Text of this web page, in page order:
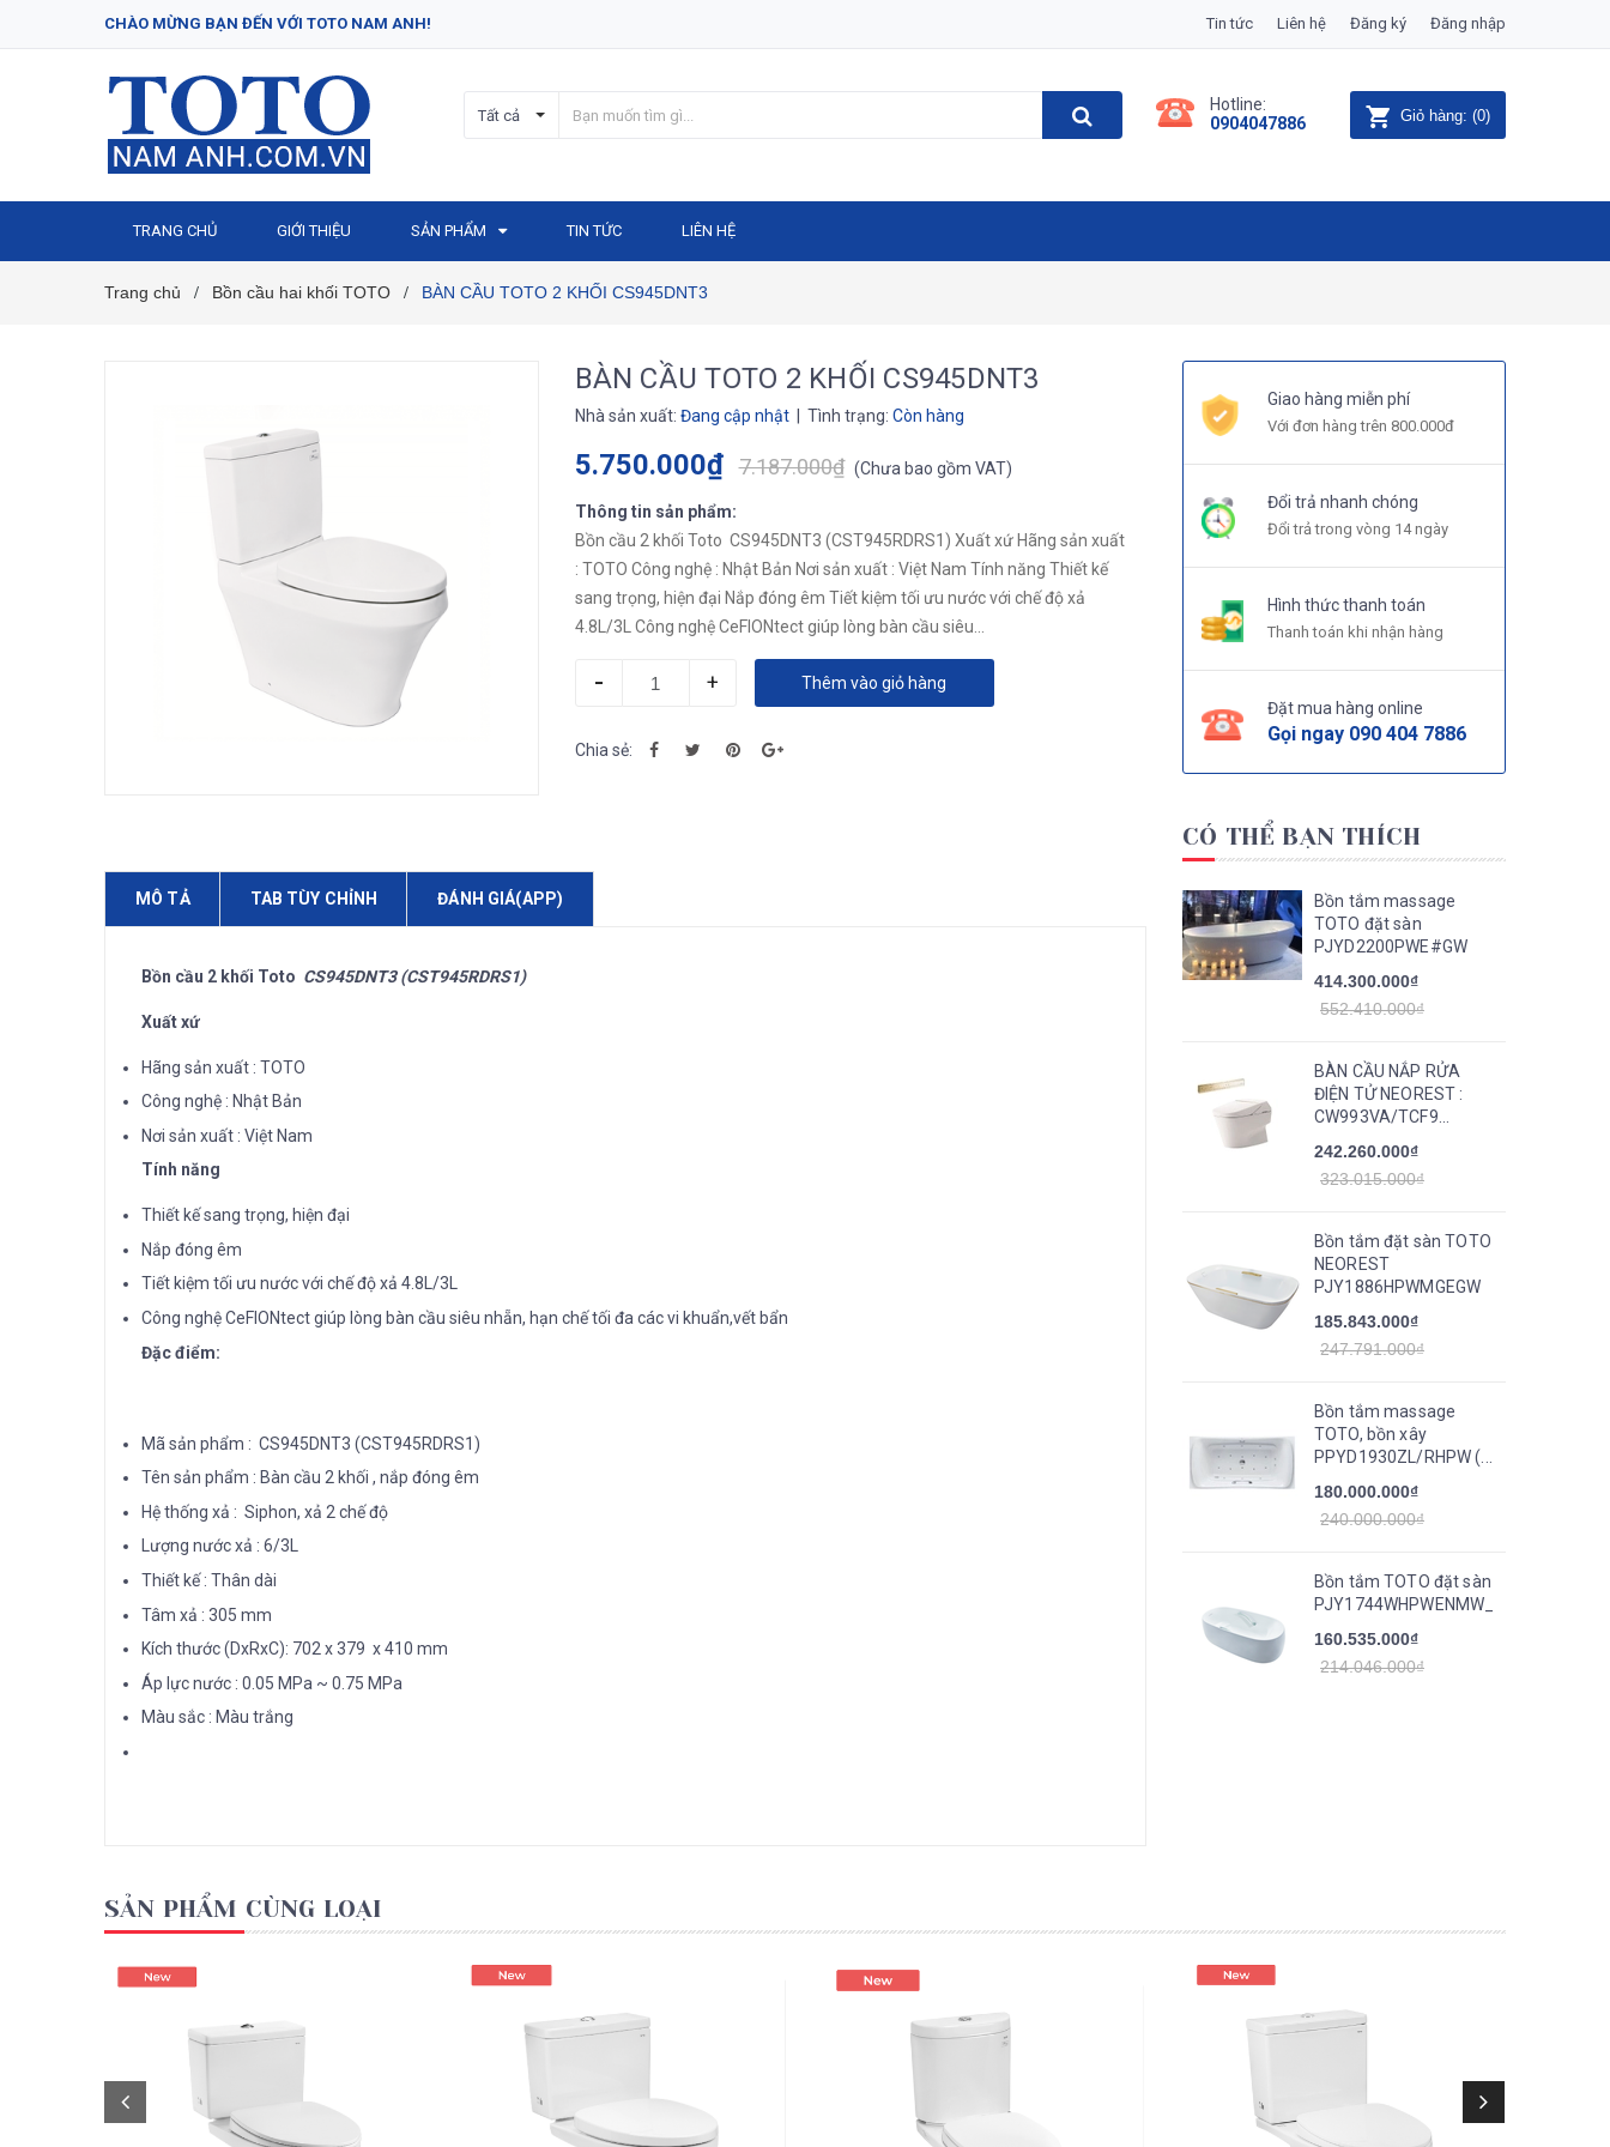
CHÀO MỪNG BẠN ĐẾN VỚI TOTO NAM ANH! Tin tức Liên hệ Đăng ký Đăng nhập
Tất cả
Hotline:
0904047886
Giỏ hàng: (0)
TRANG CHỦ GIỚI THIỆU SẢN PHẨM TIN TỨC LIÊN HỆ
Trang chủ / Bồn cầu hai khối TOTO / BÀN CẦU TOTO 2 KHỐI CS945DNT3
BÀN CẦU TOTO 2 KHỐI CS945DNT3
Nhà sản xuất: Đang cập nhật | Tình trạng: Còn hàng
5.750.000₫ 7.187.000₫ (Chưa bao gồm VAT)
Thông tin sản phẩm:
Bồn cầu 2 khối Toto CS945DNT3 (CST945RDRS1) Xuất xứ Hãng sản xuất
: TOTO Công nghệ : Nhật Bản Nơi sản xuất : Việt Nam Tính năng Thiết kế
sang trọng, hiện đại Nắp đóng êm Tiết kiệm tối ưu nước với chế độ xả
4.8L/3L Công nghệ CeFIONtect giúp lòng bàn cầu siêu...
- + Thêm vào giỏ hàng
Chia sẻ:
MÔ TẢ TAB TÙY CHỈNH ĐÁNH GIÁ(APP)
Bồn cầu 2 khối Toto CS945DNT3 (CST945RDRS1)
Xuất xứ
Hãng sản xuất : TOTO
Công nghệ : Nhật Bản
Nơi sản xuất : Việt Nam
Tính năng
Thiết kế sang trọng, hiện đại
Nắp đóng êm
Tiết kiệm tối ưu nước với chế độ xả 4.8L/3L
Công nghệ CeFIONtect giúp lòng bàn cầu siêu nhẵn, hạn chế tối đa các vi khuẩn,vết bẩn
Đặc điểm:
Mã sản phẩm : CS945DNT3 (CST945RDRS1)
Tên sản phẩm : Bàn cầu 2 khối , nắp đóng êm
Hệ thống xả : Siphon, xả 2 chế độ
Lượng nước xả : 6/3L
Thiết kế : Thân dài
Tâm xả : 305 mm
Kích thước (DxRxC): 702 x 379 x 410 mm
Áp lực nước : 0.05 MPa ~ 0.75 MPa
Màu sắc : Màu trắng
Giao hàng miễn phí
Với đơn hàng trên 800.000đ
Đổi trả nhanh chóng
Đổi trả trong vòng 14 ngày
Hình thức thanh toán
Thanh toán khi nhận hàng
Đặt mua hàng online
Gọi ngay 090 404 7886
CÓ THỂ BẠN THÍCH
Bồn tắm massage
TOTO đặt sàn
PJYD2200PWE#GW
414.300.000₫
552.410.000₫
BÀN CẦU NẮP RỬA
ĐIỆN TỬ NEOREST :
CW993VA/TCF9...
242.260.000₫
323.015.000₫
Bồn tắm đặt sàn TOTO
NEOREST
PJY1886HPWMGEGW
185.843.000₫
247.791.000₫
Bồn tắm massage
TOTO, bồn xây
PPYD1930ZL/RHPW (...
180.000.000₫
240.000.000₫
Bồn tắm TOTO đặt sàn
PJY1744WHPWENMW_TVBF412
160.535.000₫
214.046.000₫
SẢN PHẨM CÙNG LOẠI